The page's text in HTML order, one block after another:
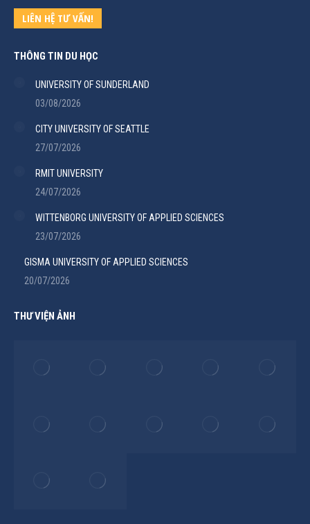
LIÊN HỆ TƯ VẤN!
THÔNG TIN DU HỌC
UNIVERSITY OF SUNDERLAND
03/08/2026
CITY UNIVERSITY OF SEATTLE
27/07/2026
RMIT UNIVERSITY
24/07/2026
WITTENBORG UNIVERSITY OF APPLIED SCIENCES
23/07/2026
GISMA UNIVERSITY OF APPLIED SCIENCES
20/07/2026
THƯ VIỆN ẢNH